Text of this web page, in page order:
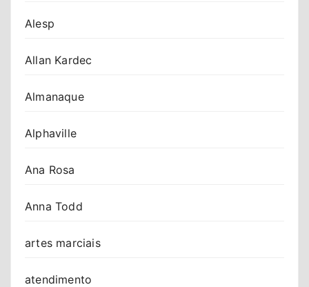
Alesp
Allan Kardec
Almanaque
Alphaville
Ana Rosa
Anna Todd
artes marciais
atendimento